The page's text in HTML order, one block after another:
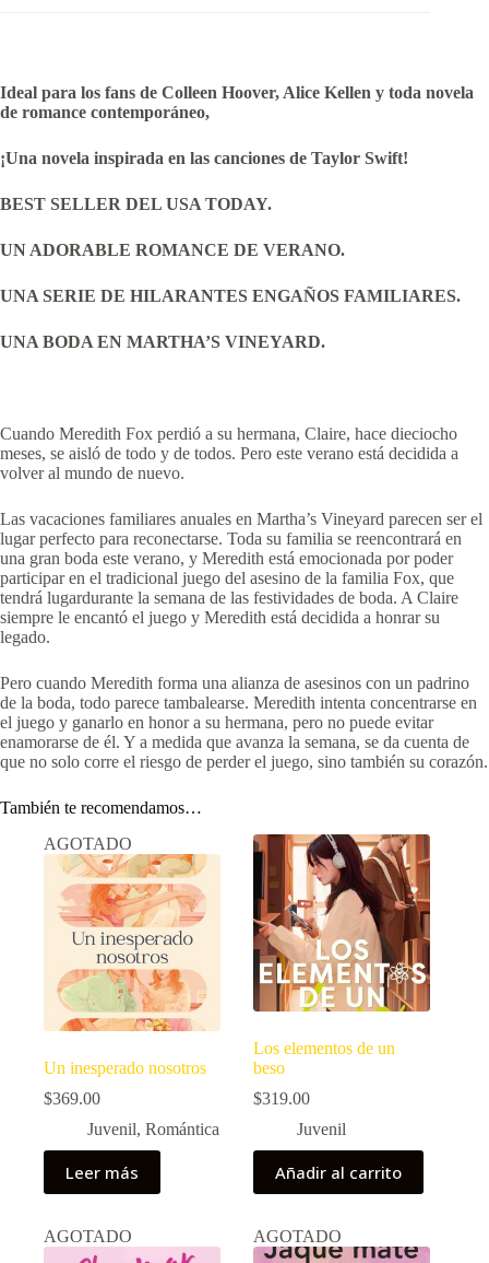
Ideal para los fans de Colleen Hoover, Alice Kellen y toda novela
de romance contemporáneo,
¡Una novela inspirada en las canciones de Taylor Swift!
BEST SELLER DEL USA TODAY.
UN ADORABLE ROMANCE DE VERANO.
UNA SERIE DE HILARANTES ENGAÑOS FAMILIARES.
UNA BODA EN MARTHA’S VINEYARD.
Cuando Meredith Fox perdió a su hermana, Claire, hace dieciocho
meses, se aisló de todo y de todos. Pero este verano está decidida a
volver al mundo de nuevo.
Las vacaciones familiares anuales en Martha’s Vineyard parecen ser el
lugar perfecto para reconectarse. Toda su familia se reencontrará en
una gran boda este verano, y Meredith está emocionada por poder
participar en el tradicional juego del asesino de la familia Fox, que
tendrá lugardurante la semana de las festividades de boda. A Claire
siempre le encantó el juego y Meredith está decidida a honrar su
legado.
Pero cuando Meredith forma una alianza de asesinos con un padrino
de la boda, todo parece tambalearse. Meredith intenta concentrarse en
el juego y ganarlo en honor a su hermana, pero no puede evitar
enamorarse de él. Y a medida que avanza la semana, se da cuenta de
que no solo corre el riesgo de perder el juego, sino también su corazón.
También te recomendamos…
AGOTADO
Un inesperado nosotros
$369.00
Juvenil, Romántica
Leer más
Los elementos de un
beso
$319.00
Juvenil
Añadir al carrito
AGOTADO AGOTADO